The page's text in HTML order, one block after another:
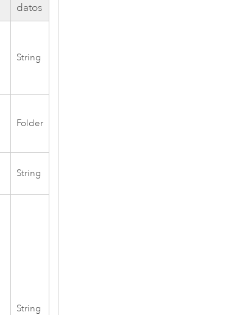
datos
String
Folder
String
String